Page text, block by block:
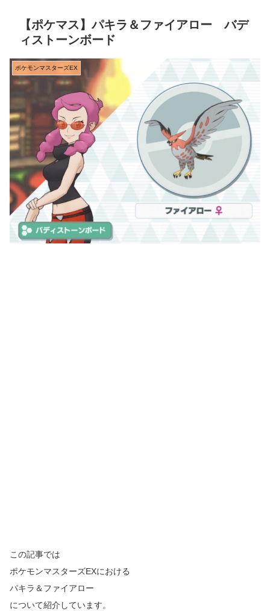
【ポケマス】パキラ＆ファイアロー バデ
ィストーンボード
ポケモンマスターズEX
この記事では
ポケモンマスターズEXにおける
パキラ＆ファイアロー
について紹介しています。